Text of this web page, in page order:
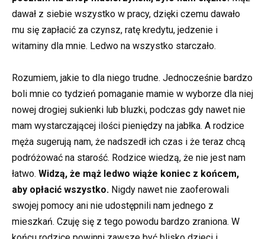
dawał z siebie wszystko w pracy, dzięki czemu dawało
mu się zapłacić za czynsz, ratę kredytu, jedzenie i
witaminy dla mnie. Ledwo na wszystko starczało.
Rozumiem, jakie to dla niego trudne. Jednocześnie bardzo
boli mnie co tydzień pomaganie mamie w wyborze dla niej
nowej drogiej sukienki lub bluzki, podczas gdy nawet nie
mam wystarczającej ilości pieniędzy na jabłka. A rodzice
męża sugerują nam, że nadszedł ich czas i że teraz chcą
podróżować na starość. Rodzice wiedzą, że nie jest nam
łatwo. Widzą, że mąż ledwo wiąże koniec z końcem,
aby opłacić wszystko. Nigdy nawet nie zaoferowali
swojej pomocy ani nie udostępnili nam jednego z
mieszkań. Czuję się z tego powodu bardzo zraniona. W